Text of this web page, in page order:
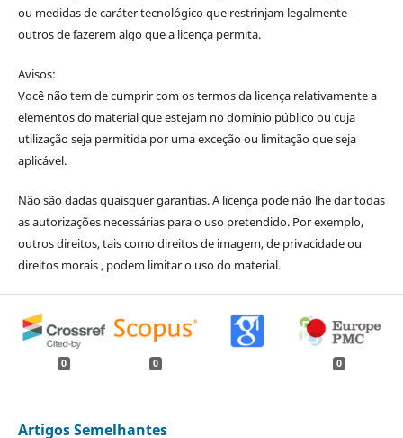
ou medidas de caráter tecnológico que restrinjam legalmente
outros de fazerem algo que a licença permita.
Avisos:
Você não tem de cumprir com os termos da licença relativamente a
elementos do material que estejam no domínio público ou cuja
utilização seja permitida por uma exceção ou limitação que seja
aplicável.
Não são dadas quaisquer garantias. A licença pode não lhe dar todas
as autorizações necessárias para o uso pretendido. Por exemplo,
outros direitos, tais como direitos de imagem, de privacidade ou
direitos morais , podem limitar o uso do material.
0 0 0
Artigos Semelhantes